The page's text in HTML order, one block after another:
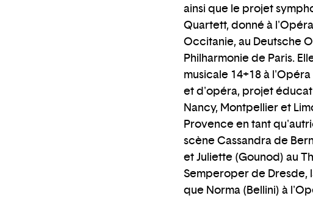
ainsi que le projet
Quartett, donné à
Occitanie, au Deutsche
Philharmonie de Paris.
musicale 14+18 à
et d'opéra, projet
Nancy, Montpellier et
Provence en tant
scène Cassandra de
et Juliette (Gounod) au
Semperoper de Dresde,
que Norma (Bellini) à